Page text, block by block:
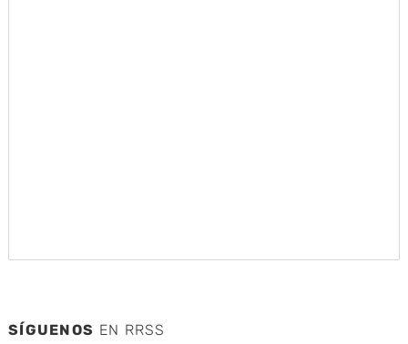
SÍGUENOS EN RRSS